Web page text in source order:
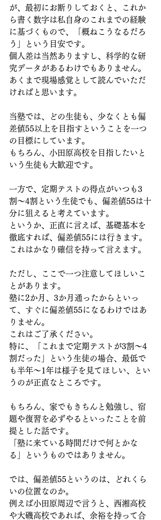
が、最初にお断りしておくと、これか
ら書く数字は私自身のこれまでの経験
に基づくもので、「概ねこうなるだろ
う」という目安です。
個人差は当然ありますし、科学的な研
究データがあるわけでもありません。
あくまで現場感覚として読んでいただ
ければと思います。
当塾では、どの生徒も、少なくとも偏
差値55以上を目指すということを一つ
の目標にしています。
もちろん、小田原高校を目指したいと
いう生徒も大歓迎です。
一方で、定期テストの得点がいつも3
割〜4割という生徒でも、偏差値55は十
分に狙えると考えています。
というか、正直に言えば、基礎基本を
徹底すれば、偏差値55には行きます。
これはかなり確信を持って言えます。
ただし、ここで一つ注意してほしいこ
とがあります。
塾に2か月、3か月通ったからといっ
て、すぐに偏差値55になるわけではあ
りません。
これはご了承ください。
特に、「これまで定期テストが3割〜4
割だった」という生徒の場合、最低で
も半年〜1年は様子を見てほしい、とい
うのが正直なところです。
もちろん、家でもきちんと勉強し、宿
題や復習を必ずやるといったことを前
提とした話です。
「塾に来ている時間だけで何とかな
る」というものではありません。
では、偏差値55というのは、どれくら
いの位置なのか。
例えば小田原周辺で言うと、西湘高校
や大磯高校であれば、余裕を持って合